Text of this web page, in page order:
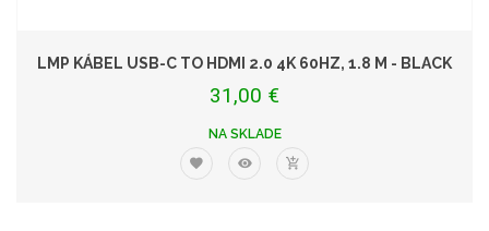
LMP KÁBEL USB-C TO HDMI 2.0 4K 60HZ, 1.8 M - BLACK
31,00 €
NA SKLADE